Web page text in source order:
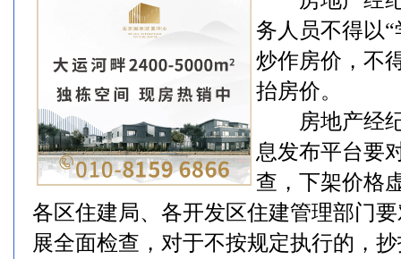
务人员不得以
炒作房价，不
抬房价。
房地产经纪
息发布平台要
查，下架价格
各区住建局、各开发区住建管理部门
展全面检查，对于不按规定执行的，